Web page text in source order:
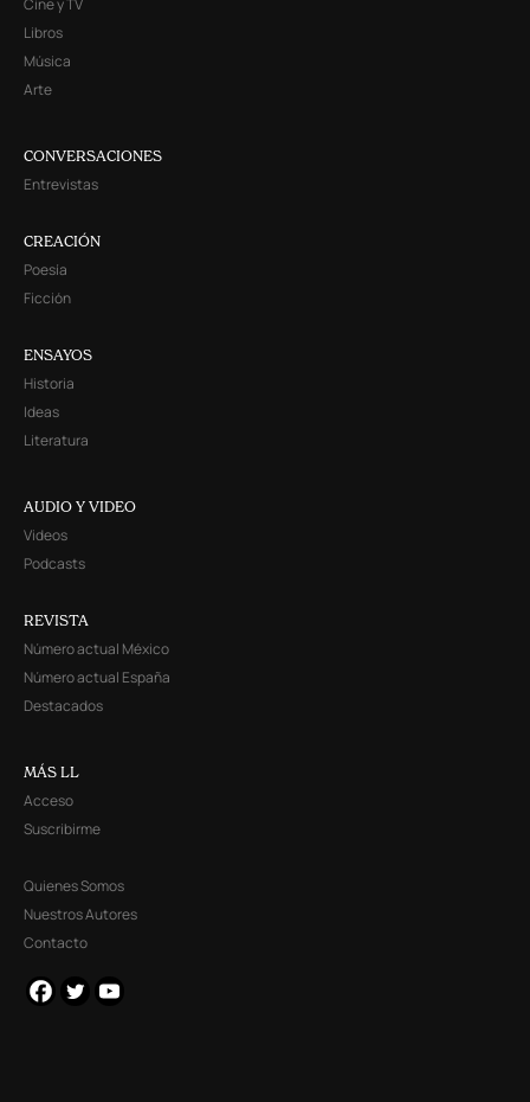
Cine y TV
Libros
Música
Arte
CONVERSACIONES
Entrevistas
CREACIÓN
Poesía
Ficción
ENSAYOS
Historia
Ideas
Literatura
AUDIO Y VIDEO
Videos
Podcasts
REVISTA
Número actual México
Número actual España
Destacados
MÁS LL
Acceso
Suscribirme
Quienes Somos
Nuestros Autores
Contacto